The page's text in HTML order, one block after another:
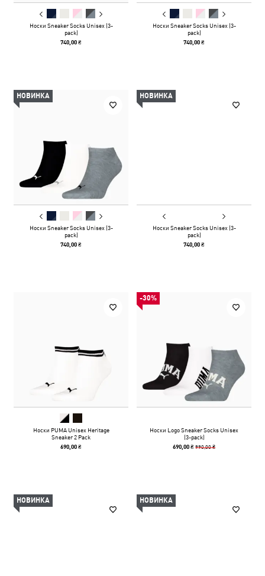
Носки Sneaker Socks Unisex (3-
pack)
740,00 ₴
Носки Sneaker Socks Unisex (3-
pack)
740,00 ₴
НОВИНКА
Носки Sneaker Socks Unisex (3-
pack)
740,00 ₴
НОВИНКА
Носки Sneaker Socks Unisex (3-
pack)
740,00 ₴
Носки PUMA Unisex Heritage
Sneaker 2 Pack
690,00 ₴
-30%
Носки Logo Sneaker Socks Unisex
(3-pack)
690,00 ₴990,00 ₴
НОВИНКА НОВИНКА